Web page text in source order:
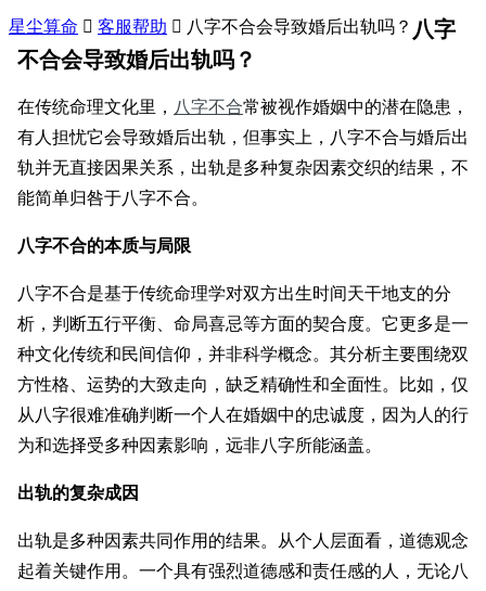
星尘算命  客服帮助  八字不合会导致婚后出轨吗？ 八字
不合会导致婚后出轨吗？
在传统命理文化里， 八字不合常被视作婚姻中的潜在隐患，
有人担忧它会导致婚后出轨，但事实上，八字不合与婚后出
轨并无直接因果关系，出轨是多种复杂因素交织的结果，不
能简单归咎于八字不合。
八字不合的本质与局限
八字不合是基于传统命理学对双方出生时间天干地支的分
析，判断五行平衡、命局喜忌等方面的契合度。它更多是一
种文化传统和民间信仰，并非科学概念。其分析主要围绕双
方性格、运势的大致走向，缺乏精确性和全面性。比如，仅
从八字很难准确判断一个人在婚姻中的忠诚度，因为人的行
为和选择受多种因素影响，远非八字所能涵盖。
出轨的复杂成因
出轨是多种因素共同作用的结果。从个人层面看，道德观念
起着关键作用。一个具有强烈道德感和责任感的人，无论八